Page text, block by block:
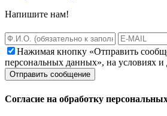
Напишите нам!
Нажимая кнопку «Отправить
персональных данных», на условиях
Согласие на обработку